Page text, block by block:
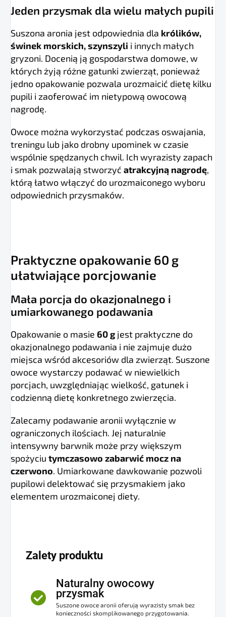
Jeden przysmak dla wielu małych pupili
Suszona aronia jest odpowiednia dla królików,
świnek morskich, szynszyli i innych małych
gryzoni. Docenią ją gospodarstwa domowe, w
których żyją różne gatunki zwierząt, ponieważ
jedno opakowanie pozwala urozmaicić dietę kilku
pupili i zaoferować im nietypową owocową
nagrodę.
Owoce można wykorzystać podczas oswajania,
treningu lub jako drobny upominek w czasie
wspólnie spędzanych chwil. Ich wyrazisty zapach
i smak pozwalają stworzyć atrakcyjną nagrodę,
którą łatwo włączyć do urozmaiconego wyboru
odpowiednich przysmaków.
Praktyczne opakowanie 60 g
ułatwiające porcjowanie
Mała porcja do okazjonalnego i
umiarkowanego podawania
Opakowanie o masie 60 gjest praktyczne do
okazjonalnego podawania i nie zajmuje dużo
miejsca wśród akcesoriów dla zwierząt. Suszone
owoce wystarczy podawać w niewielkich
porcjach, uwzględniając wielkość, gatunek i
codzienną dietę konkretnego zwierzęcia.
Zalecamy podawanie aronii wyłącznie w
ograniczonych ilościach. Jej naturalnie
intensywny barwnik może przy większym
spożyciu tymczasowo zabarwić mocz na
czerwono. Umiarkowane dawkowanie pozwoli
pupilowi delektować się przysmakiem jako
elementem urozmaiconej diety.
Zalety produktu
Naturalny owocowy
przysmak
Suszone owoce aronii oferują wyrazisty smak bez
konieczności skomplikowanego przygotowania.